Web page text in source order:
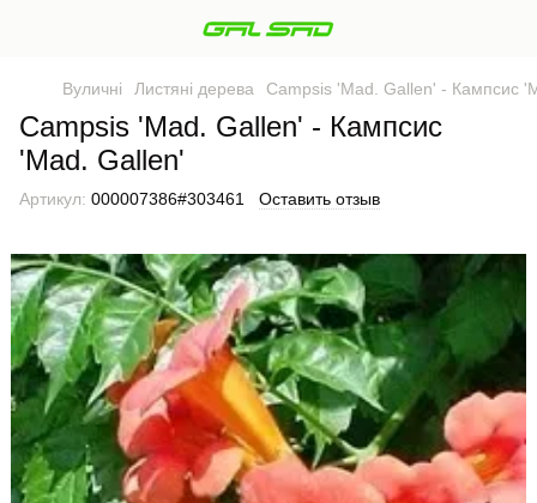
Вуличні Листяні дерева Campsis 'Mad. Gallen' - Кампсис
Campsis 'Mad. Gallen' - Кампсис
'Mad. Gallen'
Артикул: 000007386#303461 Оставить отзыв